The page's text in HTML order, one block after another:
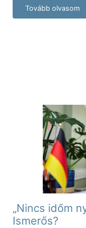
Tovább olvasom
„Nincs időm
Ismerős?